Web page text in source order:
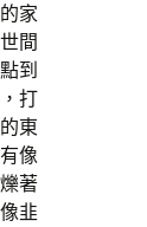
家
間
到
打
東
像
著
韭